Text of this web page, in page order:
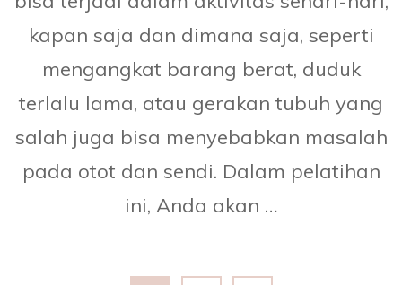
kapan saja dan dimana saja, seperti
mengangkat barang berat, duduk
terlalu lama, atau gerakan tubuh yang
salah juga bisa menyebabkan masalah
pada otot dan sendi. Dalam pelatihan
ini, Anda akan …